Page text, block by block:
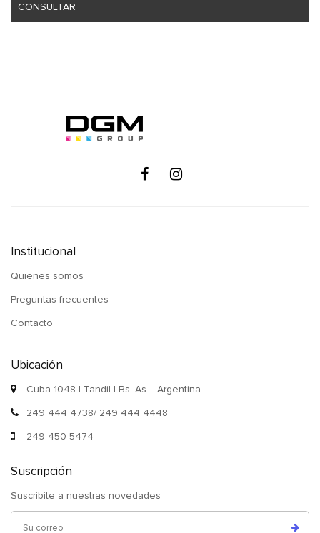
CONSULTAR
Institucional
Quienes somos
Preguntas frecuentes
Contacto
Ubicación
Cuba 1048 | Tandil | Bs. As. - Argentina
249 444 4738/ 249 444 4448
249 450 5474
Suscripción
Suscribite a nuestras novedades